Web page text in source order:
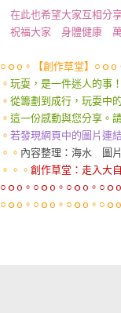
在此也希望大家互相分
祝福大家 身體健康 萬
○ｏo。【創作草堂】○ｏ
。 玩耍，是一件迷人的事！
。 從籌劃到成行，玩耍中
。 這一份感動與您分享。
。 若發現網頁中的圖片連
。。 內容整理：海水 圖
。。。 創作草堂：走入大
○ｏo。○ｏo。○ｏo。○ｏ
○ｏo。○ｏo。○ｏo。○ｏ